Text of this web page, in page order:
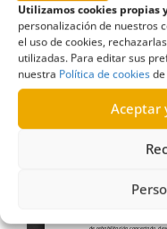
Utilizamos cookies propias
personalización de nuestros
el uso de cookies,
utilizadas. Para editar sus
nuestra Política de cookies
Aceptar